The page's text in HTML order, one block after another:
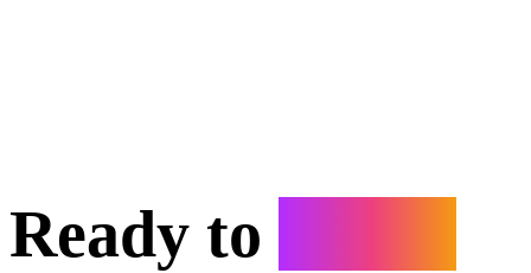
Ready to